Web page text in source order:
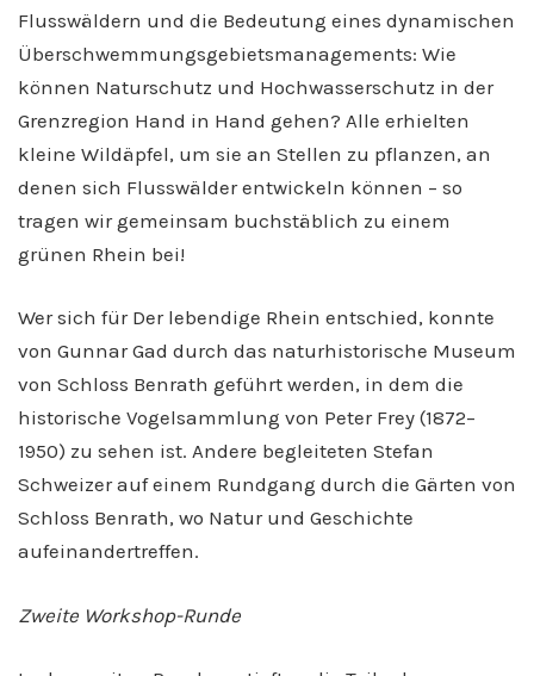
Flusswäldern und die Bedeutung eines dynamischen
Überschwemmungsgebietsmanagements: Wie
können Naturschutz und Hochwasserschutz in der
Grenzregion Hand in Hand gehen? Alle erhielten
kleine Wildäpfel, um sie an Stellen zu pflanzen, an
denen sich Flusswälder entwickeln können – so
tragen wir gemeinsam buchstäblich zu einem
grünen Rhein bei!
Wer sich für Der lebendige Rhein entschied, konnte
von Gunnar Gad durch das naturhistorische Museum
von Schloss Benrath geführt werden, in dem die
historische Vogelsammlung von Peter Frey (1872–
1950) zu sehen ist. Andere begleiteten Stefan
Schweizer auf einem Rundgang durch die Gärten von
Schloss Benrath, wo Natur und Geschichte
aufeinandertreffen.
Zweite Workshop-Runde